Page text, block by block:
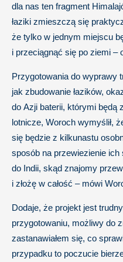
dla nas ten fragment
łaziki zmieszczą się
że tylko w jednym miejscu
i przeciągnąć się po ziemi –
Przygotowania do wyprawy
jak zbudowanie łazików,
do Azji baterii, którymi będą
lotnicze, Woroch wymyślił,
się będzie z kilkunastu
sposób na przewiezienie ich
do Indii, skąd znajomy
i złożę w całość – mówi
Dodaje, że projekt jest
przygotowaniu, możliwy do
zastanawiałem się, co
przypadku to poczucie